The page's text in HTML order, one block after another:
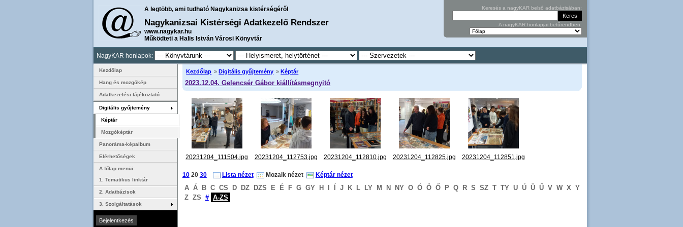
A legtöbb, ami tudható Nagykanizsa kistérségéről
Nagykanizsai Kistérségi Adatkezelő Rendszer
www.nagykar.hu
Működteti a Halis István Városi Könyvtár
Keresés a nagyKAR belső adatbázisában:
A nagyKAR honlapjai betűrendben:
NagyKAR honlapok:
Kezdőlap » Digitális gyűjtemény » Képtár
2023.12.04. Gelencsér Gábor kiállításmegnyitó
20231204_111504.jpg 20231204_112753.jpg 20231204_112810.jpg 20231204_112825.jpg 20231204_112851.jpg
10 20 30 Lista nézet Mozaik nézet Képtár nézet
A Á B C CS D DZ DZS E É F G GY H I Í J K L LY M N NY O Ó Ö Ő P Q R S SZ T TY U Ú Ü Ű V W X Y
Z ZS # A-ZS
Kezdőlap
Hang és mozgókép
Adatkezelési tájékoztató
Digitális gyűjtemény
Képtár
Mozgóképtár
Panoráma-képalbum
Elérhetőségek
A főlap menüi:
1. Tematikus linktár
2. Adatbázisok
3. Szolgáltatások